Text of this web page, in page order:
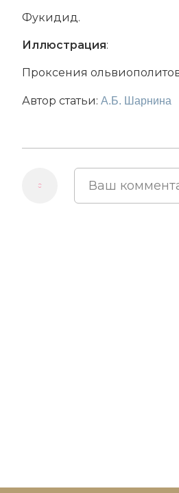
Фукидид.
Иллюстрация:
Проксения
Автор статьи: А.Б. Шарнина